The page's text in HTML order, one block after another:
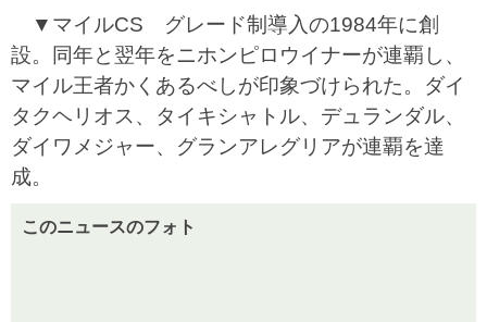
▼マイルCS グレード制導入の1984年に創
設。同年と翌年をニホンピロウイナーが連覇し、
マイル王者かくあるべしが印象づけられた。ダイ
タクヘリオス、タイキシャトル、デュランダル、
ダイワメジャー、グランアレグリアが連覇を達
成。
このニュースのフォト